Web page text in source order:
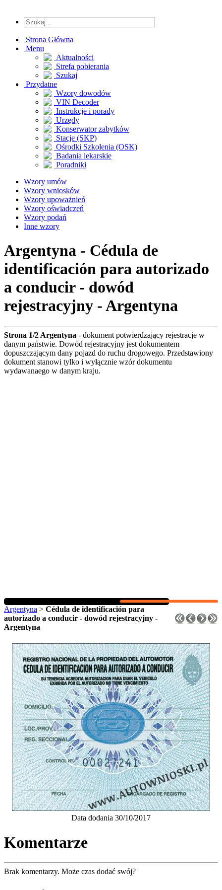
Strona Główna
Menu
Aktualności
Strefa pobierania
Szukaj
Przydatne
Wzory dowodów
VIN Decoder
Instrukcje i porady
Urzędy
Konserwator zabytków
Stacje (SKP)
Ośrodki Szkolenia (OSK)
Badania lekarskie
Poradniki
Wzory umów
Wzory wniosków
Wzory upoważnień
Wzory oświadczeń
Wzory podań
Inne wzory
Argentyna - Cédula de
identificación para autorizado
a conducir - dowód
rejestracyjny - Argentyna
Strona 1/2 Argentyna - dokument potwierdzający rejestracje w
danym państwie. Dowód rejestracyjny jest dokumentem
dopuszczającym dany pojazd do ruchu drogowego. Przedstawiony
dokument stanowi tylko i wyłącznie wzór dokumentu
wydawanaego w danym kraju.
Argentyna > Cédula de identificación para
autorizado a conducir - dowód rejestracyjny -
Argentyna
Data dodania 30/10/2017
Komentarze
Brak komentarzy. Może czas dodać swój?